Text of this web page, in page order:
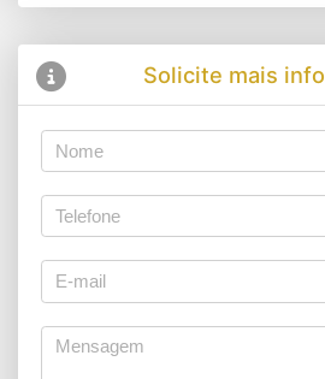
Solicite mais